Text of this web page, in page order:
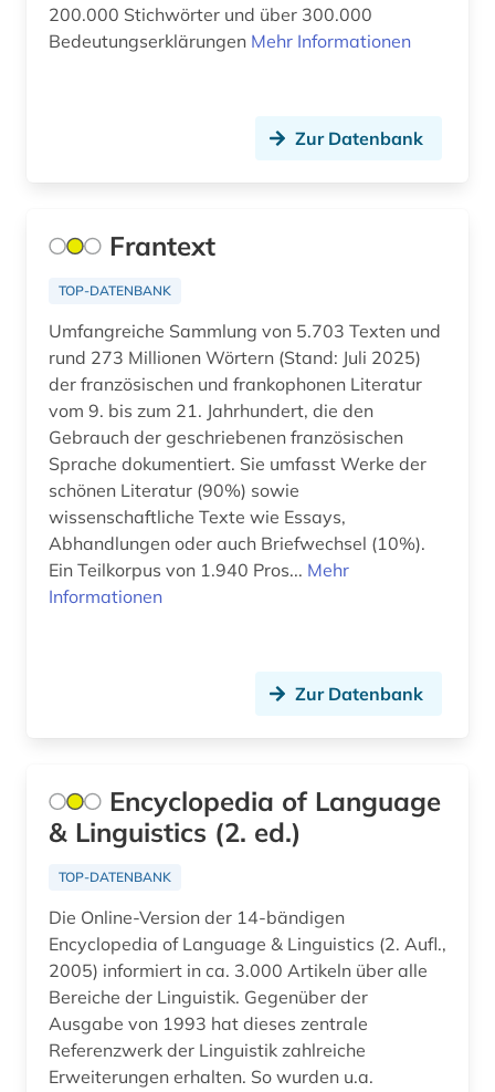
altes testament griechisch (1)
altfäröisch (1)
altgriechisch (4)
altgutnisch (1)
althochdeutsch (4)
altisländisch (1)
altitalienisch (1)
altkanaanäisch (1)
altniederländisch (2)
altnordisch (6)
altokzitanisch (3)
altorientalistik (2)
altpersisch (1)
altschwedisch (3)
200.000 Stichwörter und über 300.000
Bedeutungserklärungen Mehr Informationen
Zur Datenbank
Frantext
TOP-DATENBANK
Umfangreiche Sammlung von 5.703 Texten und
rund 273 Millionen Wörtern (Stand: Juli 2025)
der französischen und frankophonen Literatur
vom 9. bis zum 21. Jahrhundert, die den
Gebrauch der geschriebenen französischen
Sprache dokumentiert. Sie umfasst Werke der
schönen Literatur (90%) sowie
wissenschaftliche Texte wie Essays,
Abhandlungen oder auch Briefwechsel (10%).
Ein Teilkorpus von 1.940 Pros... Mehr
Informationen
Zur Datenbank
Encyclopedia of Language
& Linguistics (2. ed.)
TOP-DATENBANK
Die Online-Version der 14-bändigen
Encyclopedia of Language & Linguistics (2. Aufl.,
2005) informiert in ca. 3.000 Artikeln über alle
Bereiche der Linguistik. Gegenüber der
Ausgabe von 1993 hat dieses zentrale
Referenzwerk der Linguistik zahlreiche
Erweiterungen erhalten. So wurden u.a.